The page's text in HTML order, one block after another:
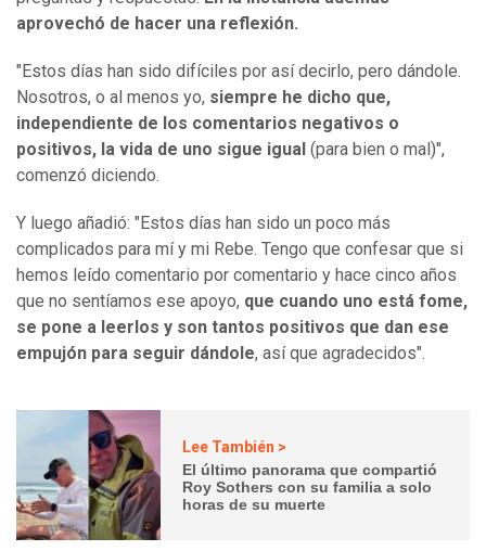
aprovechó de hacer una reflexión.
"Estos días han sido difíciles por así decirlo, pero dándole.
Nosotros, o al menos yo, siempre he dicho que,
independiente de los comentarios negativos o
positivos, la vida de uno sigue igual (para bien o mal)",
comenzó diciendo.
Y luego añadió: "Estos días han sido un poco más
complicados para mí y mi Rebe. Tengo que confesar que si
hemos leído comentario por comentario y hace cinco años
que no sentíamos ese apoyo, que cuando uno está fome,
se pone a leerlos y son tantos positivos que dan ese
empujón para seguir dándole, así que agradecidos".
Lee También >
El último panorama que compartió
Roy Sothers con su familia a solo
horas de su muerte